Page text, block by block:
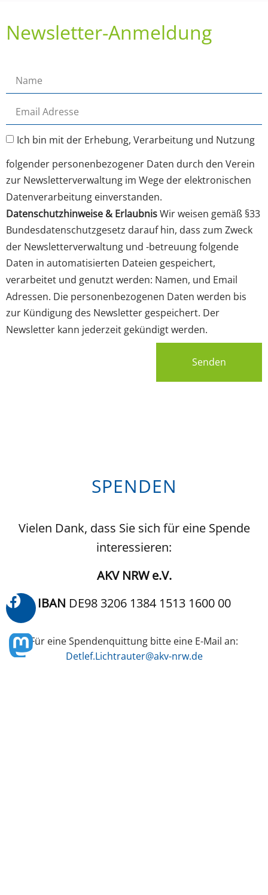
Newsletter-Anmeldung
Ich bin mit der Erhebung, Verarbeitung und Nutzung
folgender personenbezogener Daten durch den Verein
zur Newsletterverwaltung im Wege der elektronischen
Datenverarbeitung einverstanden.
Datenschutzhinweise & ErlaubnisWir weisen gemäß §33
Bundesdatenschutzgesetz darauf hin, dass zum Zweck
der Newsletterverwaltung und -betreuung folgende
Daten in automatisierten Dateien gespeichert,
verarbeitet und genutzt werden: Namen, und Email
Adressen. Die personenbezogenen Daten werden bis
zur Kündigung des Newsletter gespeichert. Der
Newsletter kann jederzeit gekündigt werden.
Senden
SPENDEN
Vielen Dank, dass Sie sich für eine Spende
interessieren:
AKV NRW e.V.
IBAN DE98 3206 1384 1513 1600 00
Für eine Spendenquittung bitte eine E-Mail an:
Detlef.Lichtrauter@akv-nrw.de